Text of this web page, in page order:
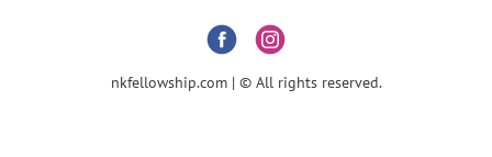
nkfellowship.com | © All rights reserved.